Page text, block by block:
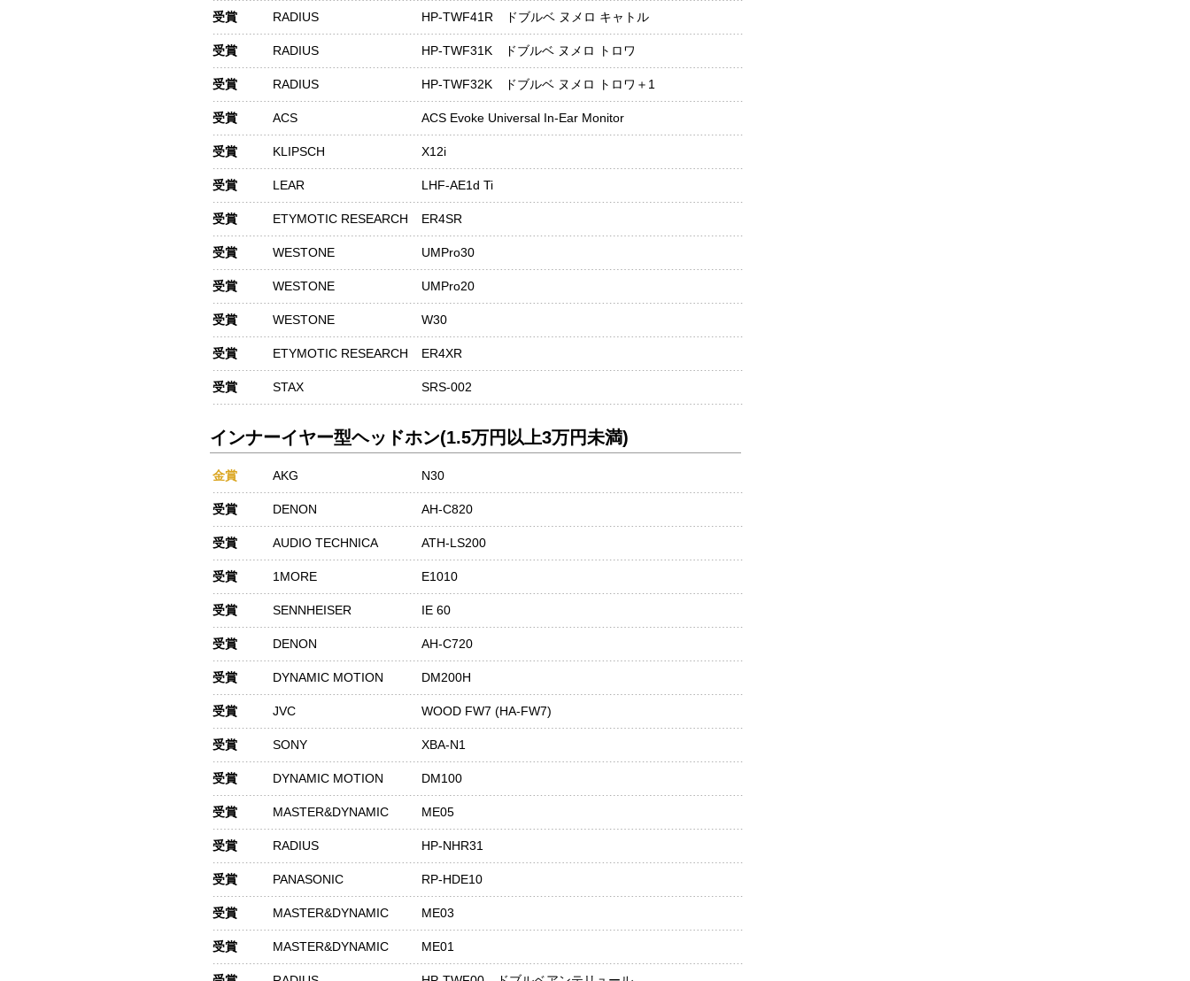
受賞 RADIUS HP-TWF41R ドブルベ ヌメロ キャトル
受賞 RADIUS HP-TWF31K ドブルベ ヌメロ トロワ
受賞 RADIUS HP-TWF32K ドブルベ ヌメロ トロワ＋1
受賞 ACS ACS Evoke Universal In-Ear Monitor
受賞 KLIPSCH X12i
受賞 LEAR LHF-AE1d Ti
受賞 ETYMOTIC RESEARCH ER4SR
受賞 WESTONE UMPro30
受賞 WESTONE UMPro20
受賞 WESTONE W30
受賞 ETYMOTIC RESEARCH ER4XR
受賞 STAX SRS-002
インナーイヤー型ヘッドホン(1.5万円以上3万円未満)
金賞 AKG N30
受賞 DENON AH-C820
受賞 AUDIO TECHNICA ATH-LS200
受賞 1MORE E1010
受賞 SENNHEISER IE 60
受賞 DENON AH-C720
受賞 DYNAMIC MOTION DM200H
受賞 JVC WOOD FW7 (HA-FW7)
受賞 SONY XBA-N1
受賞 DYNAMIC MOTION DM100
受賞 MASTER&DYNAMIC ME05
受賞 RADIUS HP-NHR31
受賞 PANASONIC RP-HDE10
受賞 MASTER&DYNAMIC ME03
受賞 MASTER&DYNAMIC ME01